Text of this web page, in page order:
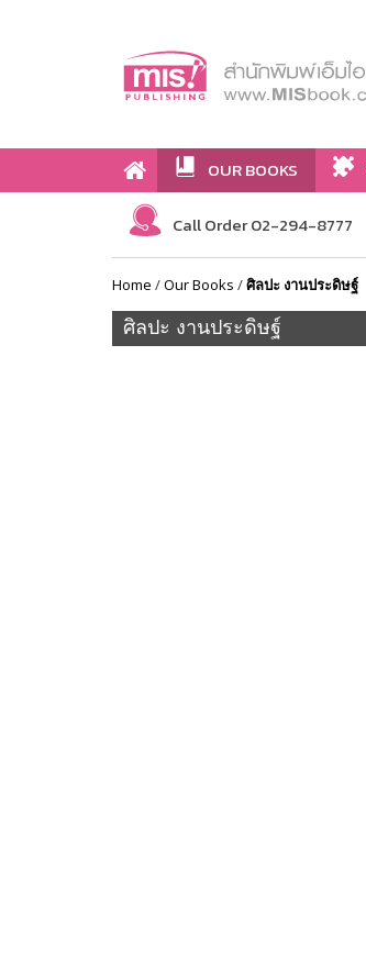
OUR BOOKS
Call Order 02-294-8777
Home /Our Books /ศิลปะ งานประดิษฐ์
ศิลปะ งานประดิษฐ์